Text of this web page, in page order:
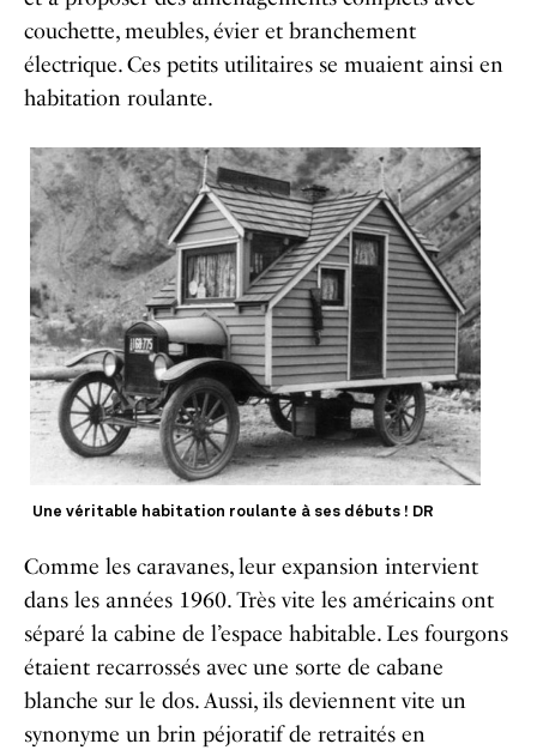
couchette, meubles, évier et branchement
électrique. Ces petits utilitaires se muaient ainsi en
habitation roulante.
Une véritable habitation roulante à ses débuts ! DR
Comme les caravanes, leur expansion intervient
dans les années 1960. Très vite les américains ont
séparé la cabine de l’espace habitable. Les fourgons
étaient recarrossés avec une sorte de cabane
blanche sur le dos. Aussi, ils deviennent vite un
synonyme un brin péjoratif de retraités en